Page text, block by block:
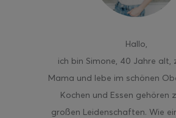
Hallo,
ich bin Simone, 40 Jahre alt,
Mama und lebe im schönen
Kochen und Essen gehören
großen Leidenschaften. Wie